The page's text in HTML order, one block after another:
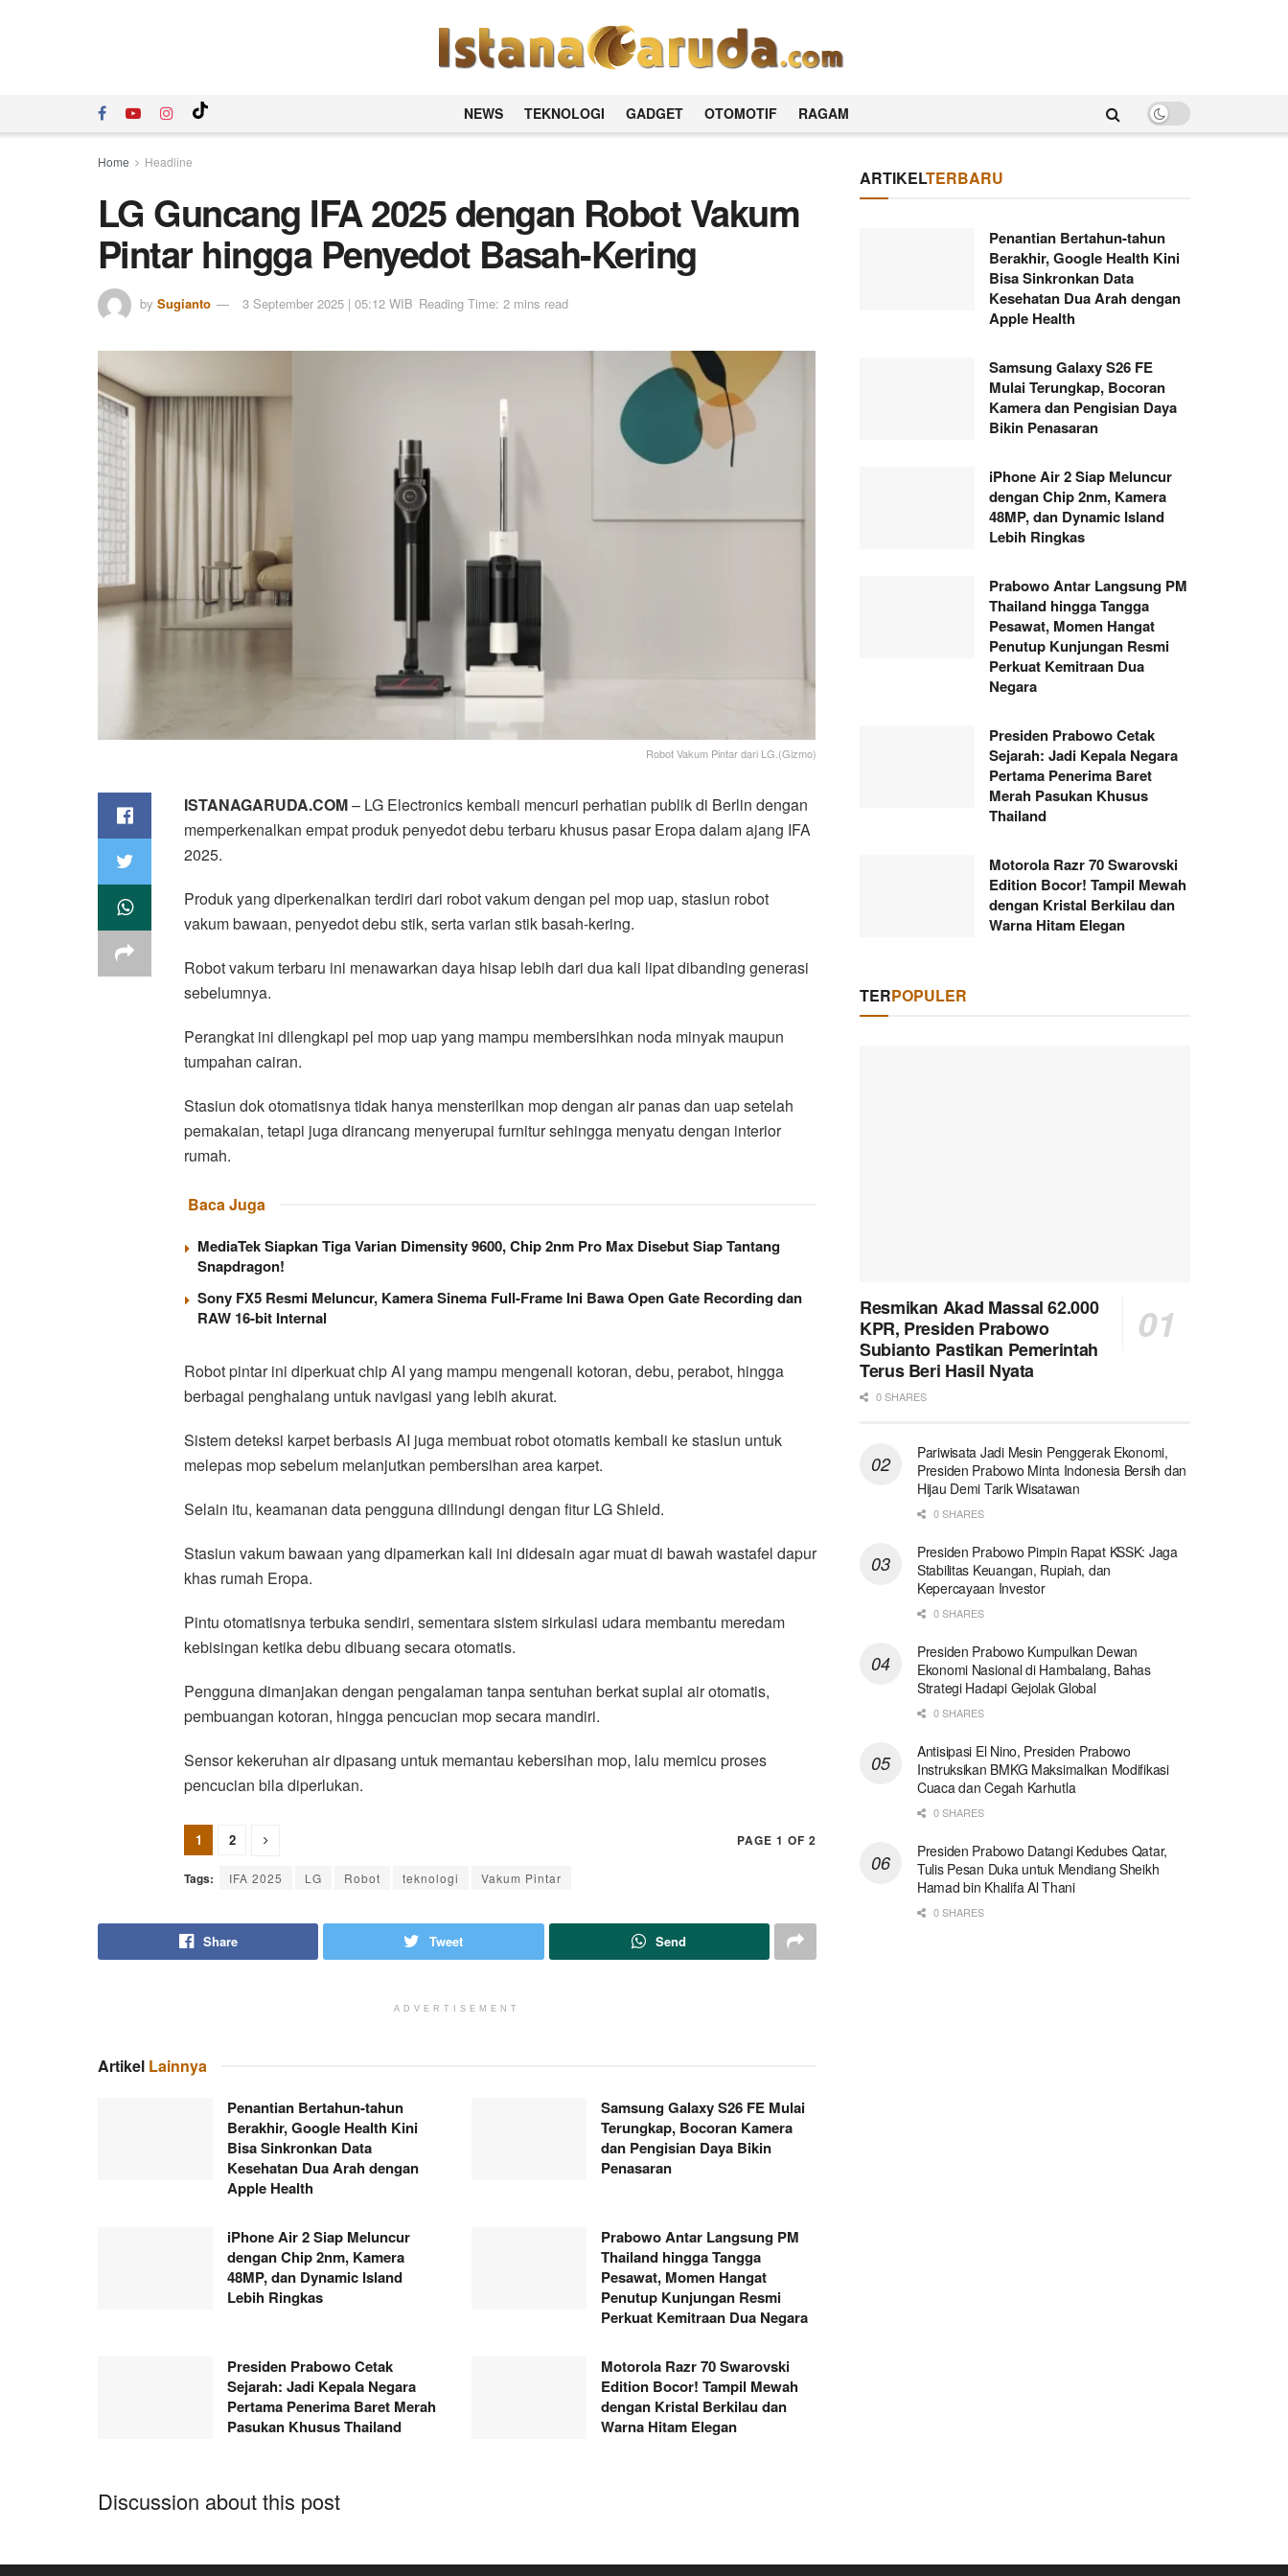
NEWS TEKNOLOGI GADGET OTOMOTIF RAGAM
Home Headline
LG Guncang IFA 2025 dengan Robot Vakum
Pintar hingga Penyedot Basah-Kering
by Sugianto 3 September 2025 | 05:12 WIB Reading Time: 2 mins read
Robot Vakum Pintar dari LG.(Gizmo)
ISTANAGARUDA.COM– LG Electronics kembali mencuri perhatian publik di Berlin dengan
memperkenalkan empat produk penyedot debu terbaru khusus pasar Eropa dalam ajang IFA
2025.
Produk yang diperkenalkan terdiri dari robot vakum dengan pel mop uap, stasiun robot
vakum bawaan, penyedot debu stik, serta varian stik basah-kering.
Robot vakum terbaru ini menawarkan daya hisap lebih dari dua kali lipat dibanding generasi
sebelumnya.
Perangkat ini dilengkapi pel mop uap yang mampu membersihkan noda minyak maupun
tumpahan cairan.
Stasiun dok otomatisnya tidak hanya mensterilkan mop dengan air panas dan uap setelah
pemakaian, tetapi juga dirancang menyerupai furnitur sehingga menyatu dengan interior
rumah.
Baca Juga
MediaTek Siapkan Tiga Varian Dimensity 9600, Chip 2nm Pro Max Disebut Siap Tantang
Snapdragon!
Sony FX5 Resmi Meluncur, Kamera Sinema Full-Frame Ini Bawa Open Gate Recording dan
RAW 16-bit Internal
Robot pintar ini diperkuat chip AI yang mampu mengenali kotoran, debu, perabot, hingga
berbagai penghalang untuk navigasi yang lebih akurat.
Sistem deteksi karpet berbasis AI juga membuat robot otomatis kembali ke stasiun untuk
melepas mop sebelum melanjutkan pembersihan area karpet.
Selain itu, keamanan data pengguna dilindungi dengan fitur LG Shield.
Stasiun vakum bawaan yang dipamerkan kali ini didesain agar muat di bawah wastafel dapur
khas rumah Eropa.
Pintu otomatisnya terbuka sendiri, sementara sistem sirkulasi udara membantu meredam
kebisingan ketika debu dibuang secara otomatis.
Pengguna dimanjakan dengan pengalaman tanpa sentuhan berkat suplai air otomatis,
pembuangan kotoran, hingga pencucian mop secara mandiri.
Sensor kekeruhan air dipasang untuk memantau kebersihan mop, lalu memicu proses
pencucian bila diperlukan.
PAGE 1 OF 2
1 2
Tags: IFA 2025 LG Robot teknologi Vakum Pintar
Share Tweet Send
ADVERTISEMENT
Artikel Lainnya
Penantian Bertahun-tahun
Berakhir, Google Health Kini
Bisa Sinkronkan Data
Kesehatan Dua Arah dengan
Apple Health
Samsung Galaxy S26 FE Mulai
Terungkap, Bocoran Kamera
dan Pengisian Daya Bikin
Penasaran
iPhone Air 2 Siap Meluncur
dengan Chip 2nm, Kamera
48MP, dan Dynamic Island
Lebih Ringkas
Prabowo Antar Langsung PM
Thailand hingga Tangga
Pesawat, Momen Hangat
Penutup Kunjungan Resmi
Perkuat Kemitraan Dua Negara
Presiden Prabowo Cetak
Sejarah: Jadi Kepala Negara
Pertama Penerima Baret Merah
Pasukan Khusus Thailand
Motorola Razr 70 Swarovski
Edition Bocor! Tampil Mewah
dengan Kristal Berkilau dan
Warna Hitam Elegan
Discussion about this post
ARTIKELTERBARU
Penantian Bertahun-tahun
Berakhir, Google Health Kini
Bisa Sinkronkan Data
Kesehatan Dua Arah dengan
Apple Health
Samsung Galaxy S26 FE
Mulai Terungkap, Bocoran
Kamera dan Pengisian Daya
Bikin Penasaran
iPhone Air 2 Siap Meluncur
dengan Chip 2nm, Kamera
48MP, dan Dynamic Island
Lebih Ringkas
Prabowo Antar Langsung PM
Thailand hingga Tangga
Pesawat, Momen Hangat
Penutup Kunjungan Resmi
Perkuat Kemitraan Dua
Negara
Presiden Prabowo Cetak
Sejarah: Jadi Kepala Negara
Pertama Penerima Baret
Merah Pasukan Khusus
Thailand
Motorola Razr 70 Swarovski
Edition Bocor! Tampil Mewah
dengan Kristal Berkilau dan
Warna Hitam Elegan
TERPOPULER
Resmikan Akad Massal 62.000
KPR, Presiden Prabowo
Subianto Pastikan Pemerintah
Terus Beri Hasil Nyata
0 SHARES
Pariwisata Jadi Mesin Penggerak Ekonomi,
Presiden Prabowo Minta Indonesia Bersih dan
Hijau Demi Tarik Wisatawan
0 SHARES
Presiden Prabowo Pimpin Rapat KSSK: Jaga
Stabilitas Keuangan, Rupiah, dan
Kepercayaan Investor
0 SHARES
Presiden Prabowo Kumpulkan Dewan
Ekonomi Nasional di Hambalang, Bahas
Strategi Hadapi Gejolak Global
0 SHARES
Antisipasi El Nino, Presiden Prabowo
Instruksikan BMKG Maksimalkan Modifikasi
Cuaca dan Cegah Karhutla
0 SHARES
Presiden Prabowo Datangi Kedubes Qatar,
Tulis Pesan Duka untuk Mendiang Sheikh
Hamad bin Khalifa Al Thani
0 SHARES